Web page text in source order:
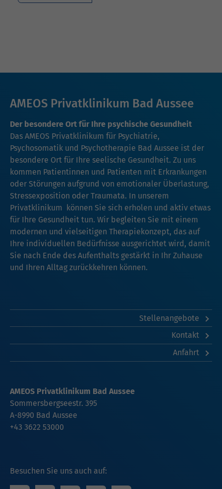
AMEOS Privatklinikum Bad Aussee
Der besondere Ort für Ihre psychische Gesundheit
Das AMEOS Privatklinikum für Psychiatrie,
Psychosomatik und Psychotherapie Bad Aussee ist der
besondere Ort für Ihre seelische Gesundheit. Zu uns
kommen Patientinnen und Patienten mit Erkrankungen
oder Störungen aufgrund von emotionaler Überlastung,
Stressexposition oder Traumata. In unserem
Privatklinikum können Sie sich erholen und aktiv etwas
für Ihre Gesundheit tun. Wir begleiten Sie mit einem
modernen und vielseitigen Therapiekonzept, das auf
Ihre individuellen Bedürfnisse ausgerichtet wird, damit
Sie nach Ende des Aufenthalts gestärkt in Ihr Zuhause
und Ihren Alltag zurückkehren können.
Stellenangebote
Kontakt
Anfahrt
Besuchen Sie uns auch auf:
AMEOS Privatklinikum Bad Aussee
Sommersbergseestr. 395
A-8990 Bad Aussee
+43 3622 53000